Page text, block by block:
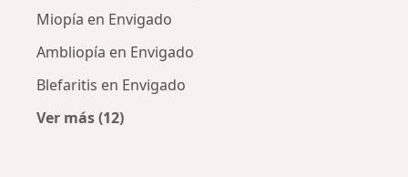
Miopía en Envigado
Ambliopía en Envigado
Blefaritis en Envigado
Ver más (12)